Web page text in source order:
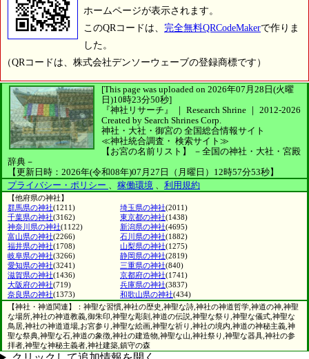
ホームページが表示されます。
このQRコードは、 完全無料QRCodeMakerで作りま
した。
（QRコードは、株式会社デンソーウェーブの登録商標です）
[This page was uploaded on 2026年07月28日(火曜
日)10時23分50秒]
『神社リサーチ』 ｜ Research Shrine ｜ 2012-2026
Created by Search Shrines Corp.
神社・大社・御宮の 全国総合情報サイト
≪神社統合調査・ 検索サイト≫
【お宮の名前リスト】
－全国の神社・大社・宮殿
辞典－
【更新日時：2026年(令和08年)07月27日（月曜日）12時57分53秒】
プライバシー・ポリシー
稼働環境 利用規約
【他府県の神社】
群馬県の神社(1211) 埼玉県の神社(2011)
千葉県の神社(3162) 東京都の神社(1438)
神奈川県の神社(1122) 新潟県の神社(4695)
富山県の神社(2266) 石川県の神社(1882)
福井県の神社(1708) 山梨県の神社(1275)
岐阜県の神社(3266) 静岡県の神社(2819)
愛知県の神社(3241) 三重県の神社(840)
滋賀県の神社(1436) 京都府の神社(1741)
大阪府の神社(719) 兵庫県の神社(3837)
奈良県の神社(1373) 和歌山県の神社(434)
【神社・神道関連】：神聖な習慣,神社の歴史,神聖な詩,神社の神道哲学,神道の神,神聖
な場所,神社の神道教義,御朱印,神聖な彫刻,神道の伝説,神聖な祭り,神聖な儀式,神聖な
鳥居,神社の神道道場,お宮参り,神聖な絵画,神聖な祈り,神社の境内,神道の神秘主義,神
聖な祭典,神聖な石,神道の象徴,神社の建造物,神聖な山,神社祭り,神聖な器具,神社の参
拝者,神聖な神秘主義者,神社建築,鎮守の森